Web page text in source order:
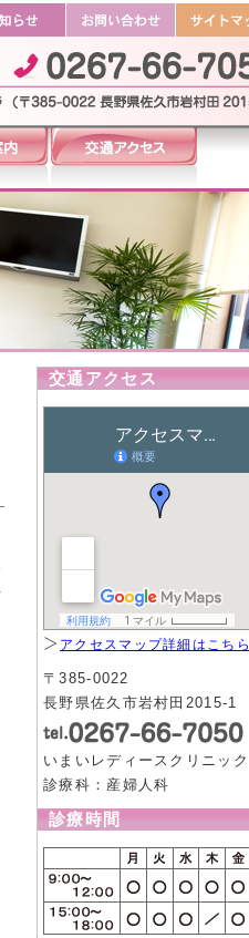
交通アクセス
アクセスマップ詳細はこちら
〒385-0022
長野県佐久市岩村田2015-1
いまいレディースクリニック
診療科：産婦人科
診療時間